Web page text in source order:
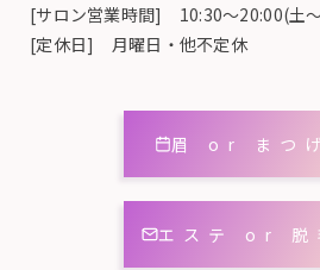
[サロン営業時間] 10:30～20:00(土
[定休日] 月曜日・他不定休
眉 or まつ
エステ or 脱